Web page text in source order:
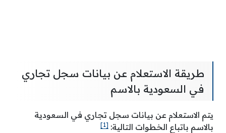
طريقة الاستعلام عن بيانات سجل تجاري
في السعودية بالاسم
يتم الاستعلام عن بيانات سجل تجاري في السعودية
بالاسم باتباع الخطوات التالية: [1]